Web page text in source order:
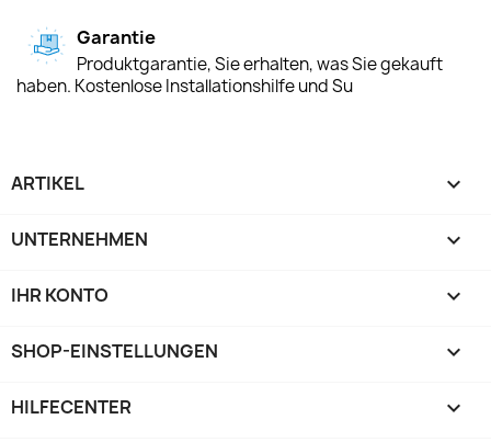
Garantie
Produktgarantie, Sie erhalten, was Sie gekauft
haben. Kostenlose Installationshilfe und Su
ARTIKEL 
UNTERNEHMEN 
IHR KONTO 
SHOP-EINSTELLUNGEN keyboard_arrow_down
HILFECENTER 